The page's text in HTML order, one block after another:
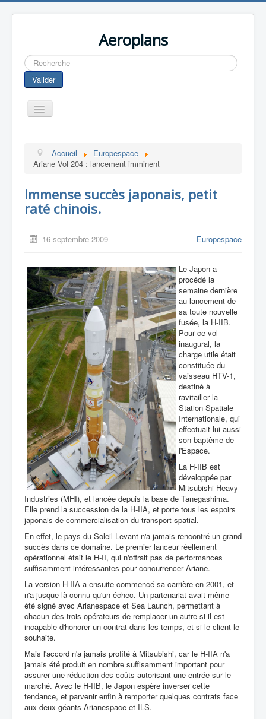
Aeroplans
Rechercher
Valider
Toggle
Navigation
Aviation Commerciale
Aviation Militaire
Drones
Accueil
Europespace
Ariane Vol 204 : lancement imminent
Immense succès japonais, petit
raté chinois.
16 septembre 2009 Europespace
Le Japon a
procédé la
semaine dernière
au lancement de
sa toute nouvelle
fusée, la H-IIB.
Pour ce vol
inaugural, la
charge utile était
constituée du
vaisseau HTV-1,
destiné à
ravitailler la
Station Spatiale
Internationale, qui
effectuait lui aussi
son baptême de
l'Espace.
La H-IIB est
développée par
Mitsubishi Heavy
Industries (MHI), et lancée depuis la base de Tanegashima.
Elle prend la succession de la H-IIA, et porte tous les espoirs
japonais de commercialisation du transport spatial.
En effet, le pays du Soleil Levant n'a jamais rencontré un grand
succès dans ce domaine. Le premier lanceur réellement
opérationnel était le H-II, qui n'offrait pas de performances
suffisamment intéressantes pour concurrencer Ariane.
La version H-IIA a ensuite commencé sa carrière en 2001, et
n'a jusque là connu qu'un échec. Un partenariat avait même
été signé avec Arianespace et Sea Launch, permettant à
chacun des trois opérateurs de remplacer un autre si il est
incapable d'honorer un contrat dans les temps, et si le client le
souhaite.
Mais l'accord n'a jamais profité à Mitsubishi, car le H-IIA n'a
jamais été produit en nombre suffisamment important pour
assurer une réduction des coûts autorisant une entrée sur le
marché. Avec le H-IIB, le Japon espère inverser cette
tendance, et parvenir enfin à remporter quelques contrats face
aux deux géants Arianespace et ILS.